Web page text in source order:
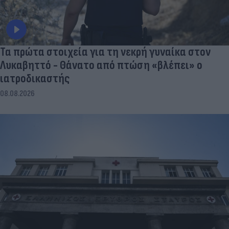
Τα πρώτα στοιχεία για τη νεκρή γυναίκα στον
Λυκαβηττό - Θάνατο από πτώση «βλέπει» ο
ιατροδικαστής
08.08.2026